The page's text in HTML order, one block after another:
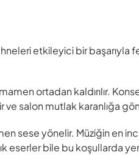
etkileyici bir başarıyla
ortadan kaldırılır.
ve salon mutlak karanlığa
sese yönelir. Müziğin en
eserler bile bu koşullarda